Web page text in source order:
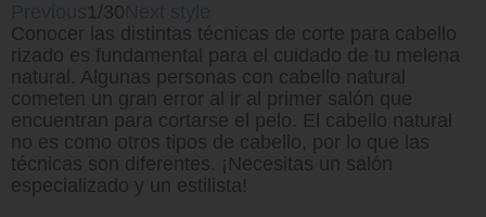
1/30
Conocer las distintas técnicas de corte para cabello
rizado es fundamental para el cuidado de tu melena
natural. Algunas personas con cabello natural
cometen un gran error al ir al primer salón que
encuentran para cortarse el pelo. El cabello natural
no es como otros tipos de cabello, por lo que las
técnicas son diferentes. ¡Necesitas un salón
especializado y un estilista!